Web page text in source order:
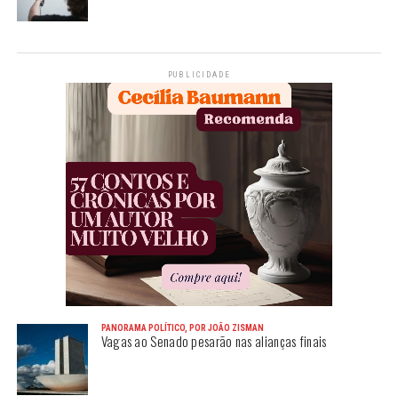
PUBLICIDADE
PANORAMA POLÍTICO, POR JOÃO ZISMAN
Vagas ao Senado pesarão nas alianças finais